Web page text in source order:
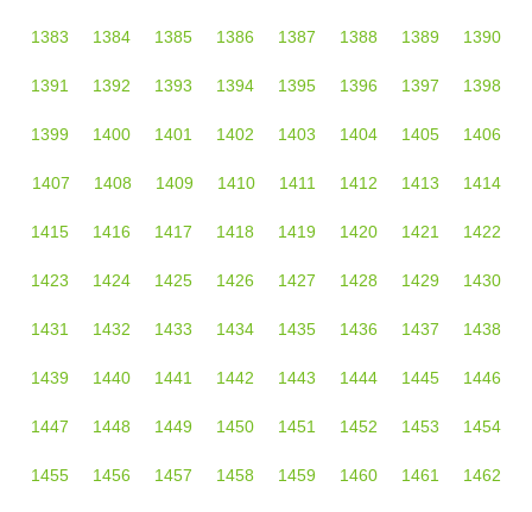
1383 1384 1385 1386 1387 1388 1389 1390
1391 1392 1393 1394 1395 1396 1397 1398
1399 1400 1401 1402 1403 1404 1405 1406
1407 1408 1409 1410 1411 1412 1413 1414
1415 1416 1417 1418 1419 1420 1421 1422
1423 1424 1425 1426 1427 1428 1429 1430
1431 1432 1433 1434 1435 1436 1437 1438
1439 1440 1441 1442 1443 1444 1445 1446
1447 1448 1449 1450 1451 1452 1453 1454
1455 1456 1457 1458 1459 1460 1461 1462